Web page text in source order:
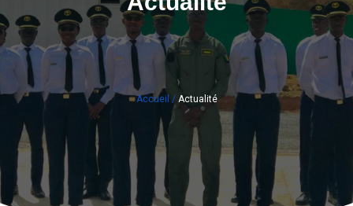
Accueil / Actualité